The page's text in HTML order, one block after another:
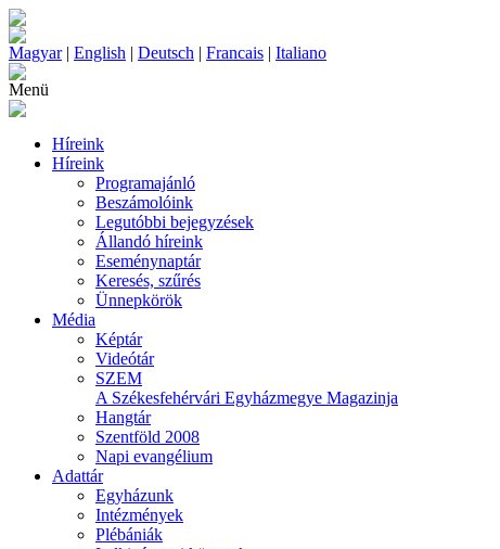
Magyar| English | Deutsch | Francais | Italiano
Menü
Híreink
Híreink
Programajánló
Beszámolóink
Legutóbbi bejegyzések
Állandó híreink
Eseménynaptár
Keresés, szűrés
Ünnepkörök
Média
Képtár
Videótár
SZEM
A Székesfehérvári Egyházmegye Magazinja
Hangtár
Szentföld 2008
Napi evangélium
Adattár
Egyházunk
Intézmények
Plébániák